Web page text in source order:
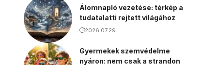
Álomnapló vezetése: térkép a
tudatalatti rejtett világához
2026.07.29.
Gyermekek szemvédelme
nyáron: nem csak a strandon